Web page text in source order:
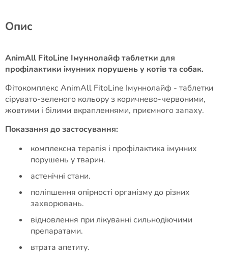
Опис
AnimAll FitoLine Імуннолайф таблетки для
профілактики імунних порушень у котів та собак.
Фітокомплекс AnimAll FitoLine Імуннолайф - таблетки
сірувато-зеленого кольору з коричнево-червоними,
жовтими і білими вкрапленнями, приємного запаху.
Показання до застосування:
комплексна терапія і профілактика імунних
порушень у тварин.
астенічні стани.
поліпшення опірності організму до різних
захворювань.
відновлення при лікуванні сильнодіючими
препаратами.
втрата апетиту.